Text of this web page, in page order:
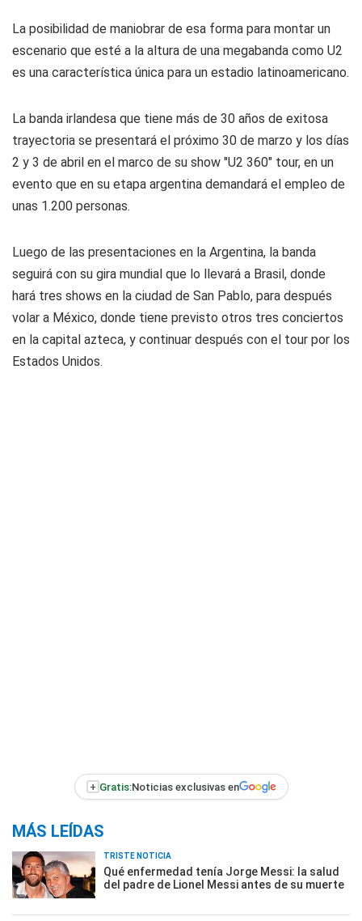
La posibilidad de maniobrar de esa forma para montar un
escenario que esté a la altura de una megabanda como U2
es una característica única para un estadio latinoamericano.
La banda irlandesa que tiene más de 30 años de exitosa
trayectoria se presentará el próximo 30 de marzo y los días
2 y 3 de abril en el marco de su show "U2 360" tour, en un
evento que en su etapa argentina demandará el empleo de
unas 1.200 personas.
Luego de las presentaciones en la Argentina, la banda
seguirá con su gira mundial que lo llevará a Brasil, donde
hará tres shows en la ciudad de San Pablo, para después
volar a México, donde tiene previsto otros tres conciertos
en la capital azteca, y continuar después con el tour por los
Estados Unidos.
+ Gratis:Noticias exclusivas en
MÁS LEÍDAS
TRISTE NOTICIA
Qué enfermedad tenía Jorge Messi: la salud
del padre de Lionel Messi antes de su muerte